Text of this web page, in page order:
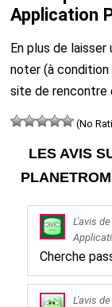
Application
En plus de
noter (à
site de rencontre
(No
LES AVIS
L'avis de
Cherche
L'avis de